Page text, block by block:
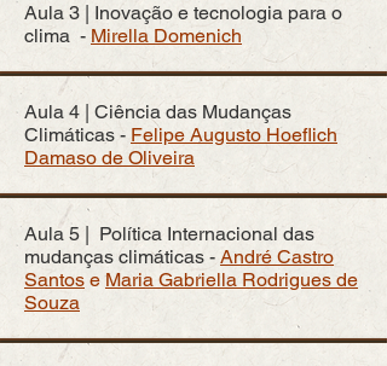
Aula 3 | Inovação e tecnologia para o
clima - Mirella Domenich
Aula 4 | Ciência das Mudanças
Climáticas - Felipe Augusto Hoeflich
Damaso de Oliveira
Aula 5 | Política Internacional das
mudanças climáticas - André Castro
Santos e Maria Gabriella Rodrigues de
Souza